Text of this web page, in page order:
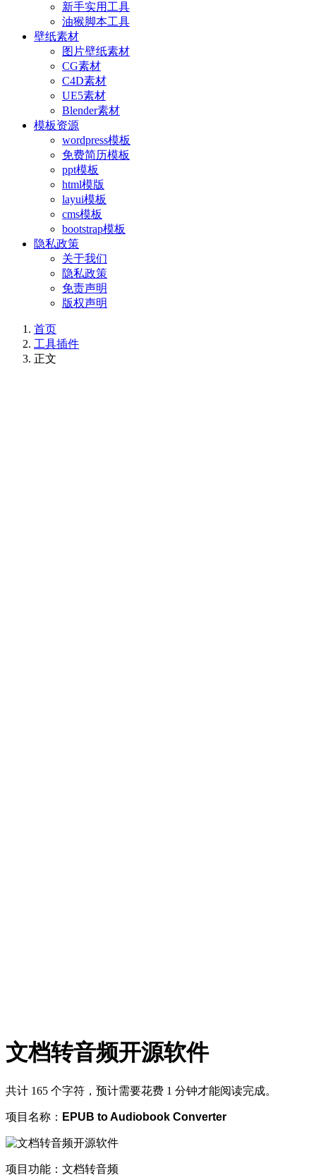
新手实用工具
油猴脚本工具
壁纸素材
图片壁纸素材
CG素材
C4D素材
UE5素材
Blender素材
模板资源
wordpress模板
免费简历模板
ppt模板
html模版
layui模板
cms模板
bootstrap模板
隐私政策
关于我们
隐私政策
免责声明
版权声明
首页
工具插件
正文
文档转音频开源软件
共计 165 个字符，预计需要花费 1 分钟才能阅读完成。
项目名称： EPUB to Audiobook Converter
项目功能：文档转音频